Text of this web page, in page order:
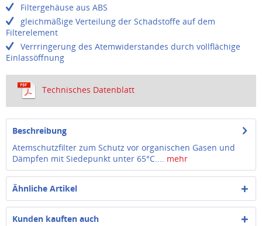
Filtergehäuse aus ABS
gleichmäßige Verteilung der Schadstoffe auf dem
Filterelement
Verrringerung des Atemwiderstandes durch vollflächige
Einlassöffnung
Technisches Datenblatt
Beschreibung
Atemschutzfilter zum Schutz vor organischen Gasen und
Dämpfen mit Siedepunkt unter 65°C.... mehr
Ähnliche Artikel
Kunden kauften auch